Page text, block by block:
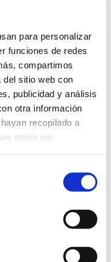
para personalizar
funciones de redes
compartimos
del sitio web con
publicidad y análisis
otra información
recopilado a
servicios.
valoran de
porque
y les
conocerse a
de
les ha
crecer como
su vida, a
más